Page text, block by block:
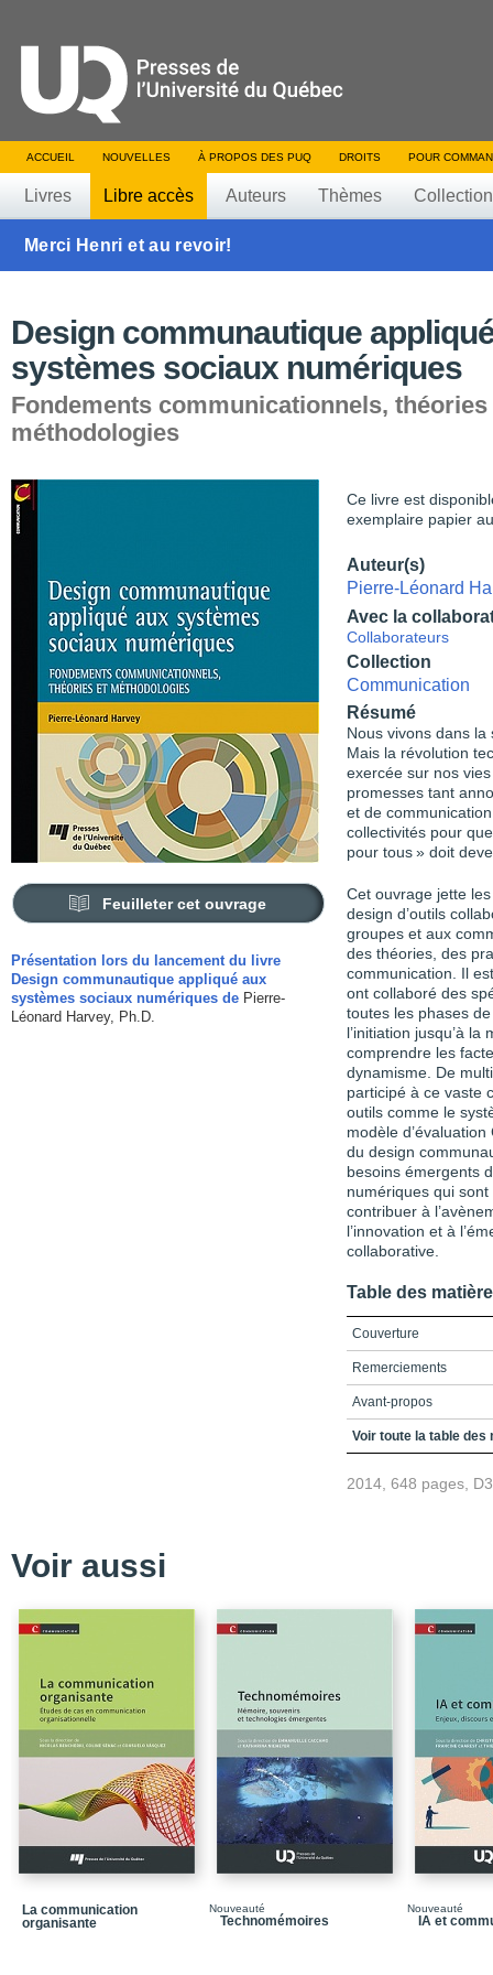
ACCUEIL NOUVELLES À PROPOS DES PUQ DROITS POUR
Livres Libre accès Auteurs Thèmes
Merci Henri et au revoir!
Design communautique
systèmes sociaux numériques
Fondements communicationnels, théories
méthodologies
Feuilleter cet ouvrage
Présentation lors du lancement du livre
Design communautique appliqué aux
systèmes sociaux numériques de Pierre-
Léonard Harvey, Ph.D.
Ce livre est
exemplaire papier
Auteur(s)
Pierre-Léonard
Avec la
Collaborateurs
Collection
Communication
Résumé
Nous vivons dans la
Mais la révolution
exercée sur nos
promesses tant
et de
collectivités pour
pour tous » doit
Cet ouvrage jette
design d’outils
groupes et aux
des théories, des
communication. Il
ont collaboré des
toutes les phases
l’initiation jusqu’à
comprendre les
dynamisme. De
participé à ce vaste
outils comme le
modèle
du design
besoins émergents
numériques qui
contribuer à
l’innovation et à
collaborative.
Table des
Couverture
Remerciements
Avant-propos
Le paradigme de
Introduction
Les compétences
Pourquoi le design ?
communication
Présentation détaillée
PARTIE 1 – LE
COMMUNAUTIQUE :
Voir toute la table des
2014, 648 pages,
Voir aussi
La communication
organisante
Nouveauté
Technomémoires
Nouveauté
IA et